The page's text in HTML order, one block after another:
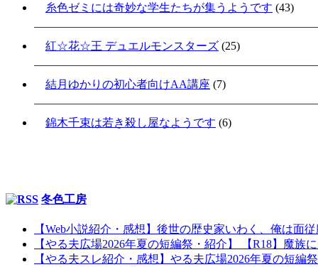
糸色ゼミには奇妙な学生たちが集うようです (43)
紅☆花☆王 デュエルモンスターズ (25)
結月ゆかりの初心者向けAA講座 (7)
錦木千束は若き殺し屋なようです (6)
冬色工房
【Web小説紹介・感想】後世の歴史家いわく、俺は
【やる夫広場2026年夏の短編祭・紹介】 【R18】魔
【やる夫スレ紹介・感想】やる夫広場2026年夏の短